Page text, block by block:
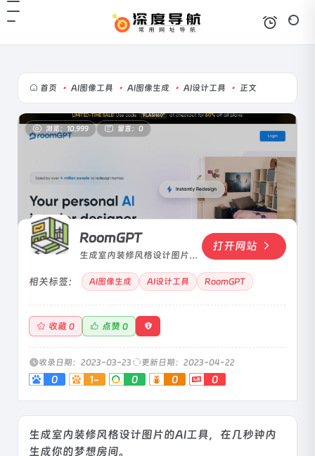
首页 • AI图像工具 • AI图像生成 • AI设计工具 • 正文
浏览：10,999 留言：0
RoomGPT
生成室内装修风格设计图片的
梦想房间。
打开网站
相关标签： AI图像生成 AI设计工具 RoomGPT
收藏 0 点赞 0
收录日期：2023-03-23 更新日期：2023-04-22
0 1- 0 0 0
生成室内装修风格设计图片的AI工具，在几秒钟内
生成你的梦想房间。